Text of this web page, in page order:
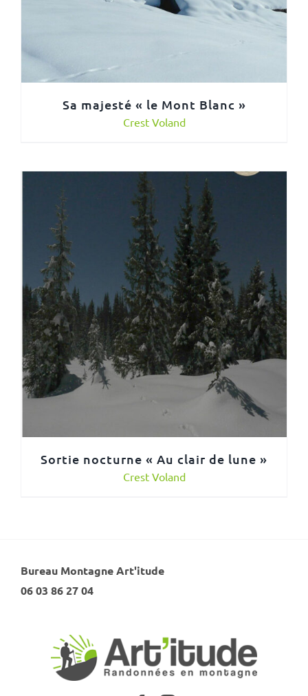
Sa majesté « le Mont Blanc »
Crest Voland
Sortie nocturne « Au clair de lune »
Crest Voland
Bureau Montagne Art'itude
06 03 86 27 04